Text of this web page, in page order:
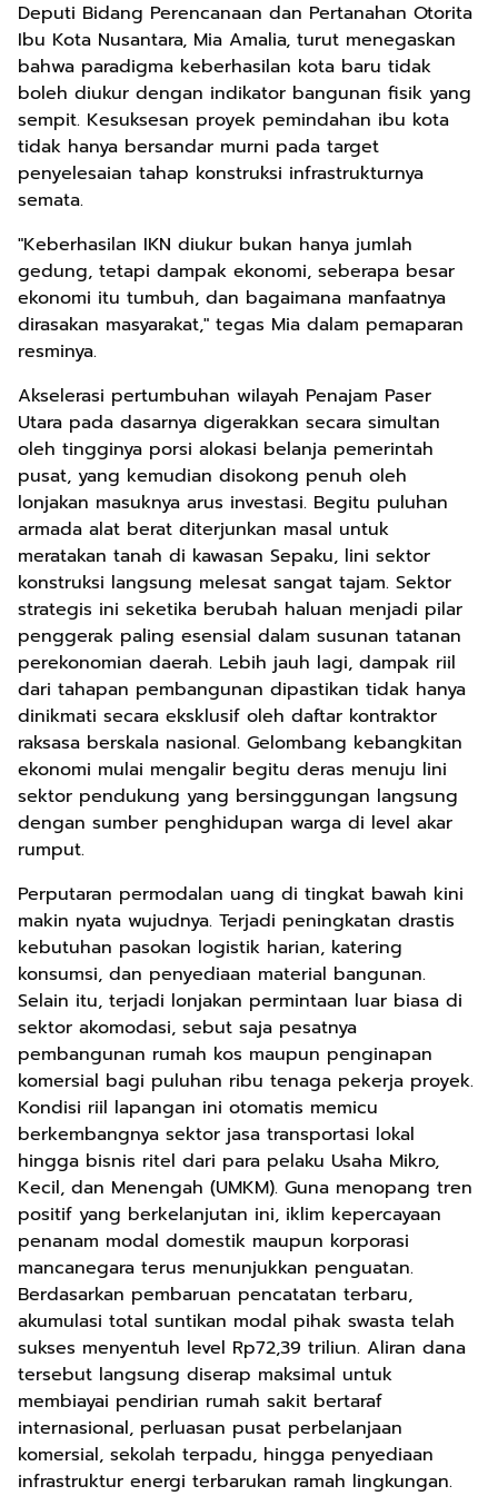
Deputi Bidang Perencanaan dan Pertanahan Otorita
Ibu Kota Nusantara, Mia Amalia, turut menegaskan
bahwa paradigma keberhasilan kota baru tidak
boleh diukur dengan indikator bangunan fisik yang
sempit. Kesuksesan proyek pemindahan ibu kota
tidak hanya bersandar murni pada target
penyelesaian tahap konstruksi infrastrukturnya
semata.
"Keberhasilan IKN diukur bukan hanya jumlah
gedung, tetapi dampak ekonomi, seberapa besar
ekonomi itu tumbuh, dan bagaimana manfaatnya
dirasakan masyarakat," tegas Mia dalam pemaparan
resminya.
Akselerasi pertumbuhan wilayah Penajam Paser
Utara pada dasarnya digerakkan secara simultan
oleh tingginya porsi alokasi belanja pemerintah
pusat, yang kemudian disokong penuh oleh
lonjakan masuknya arus investasi. Begitu puluhan
armada alat berat diterjunkan masal untuk
meratakan tanah di kawasan Sepaku, lini sektor
konstruksi langsung melesat sangat tajam. Sektor
strategis ini seketika berubah haluan menjadi pilar
penggerak paling esensial dalam susunan tatanan
perekonomian daerah. Lebih jauh lagi, dampak riil
dari tahapan pembangunan dipastikan tidak hanya
dinikmati secara eksklusif oleh daftar kontraktor
raksasa berskala nasional. Gelombang kebangkitan
ekonomi mulai mengalir begitu deras menuju lini
sektor pendukung yang bersinggungan langsung
dengan sumber penghidupan warga di level akar
rumput.
Perputaran permodalan uang di tingkat bawah kini
makin nyata wujudnya. Terjadi peningkatan drastis
kebutuhan pasokan logistik harian, katering
konsumsi, dan penyediaan material bangunan.
Selain itu, terjadi lonjakan permintaan luar biasa di
sektor akomodasi, sebut saja pesatnya
pembangunan rumah kos maupun penginapan
komersial bagi puluhan ribu tenaga pekerja proyek.
Kondisi riil lapangan ini otomatis memicu
berkembangnya sektor jasa transportasi lokal
hingga bisnis ritel dari para pelaku Usaha Mikro,
Kecil, dan Menengah (UMKM). Guna menopang tren
positif yang berkelanjutan ini, iklim kepercayaan
penanam modal domestik maupun korporasi
mancanegara terus menunjukkan penguatan.
Berdasarkan pembaruan pencatatan terbaru,
akumulasi total suntikan modal pihak swasta telah
sukses menyentuh level Rp72,39 triliun. Aliran dana
tersebut langsung diserap maksimal untuk
membiayai pendirian rumah sakit bertaraf
internasional, perluasan pusat perbelanjaan
komersial, sekolah terpadu, hingga penyediaan
infrastruktur energi terbarukan ramah lingkungan.